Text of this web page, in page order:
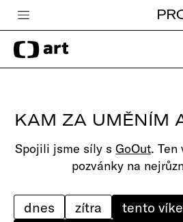
Česká televize
Zpravodajství
iVysílání
TV program
edu
KAM ZA UMĚNÍM
Spojili jsme síly s GoOut. Ten
pozvánky na
dnes zítra tento